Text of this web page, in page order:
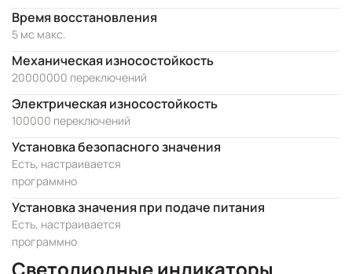
Время восстановления
5 мс макс.
Механическая износостойкость
20000000 переключений
Электрическая износостойкость
100000 переключений
Установка безопасного значения
Есть, настраивается
программно
Установка значения при подаче питания
Есть, настраивается
программно